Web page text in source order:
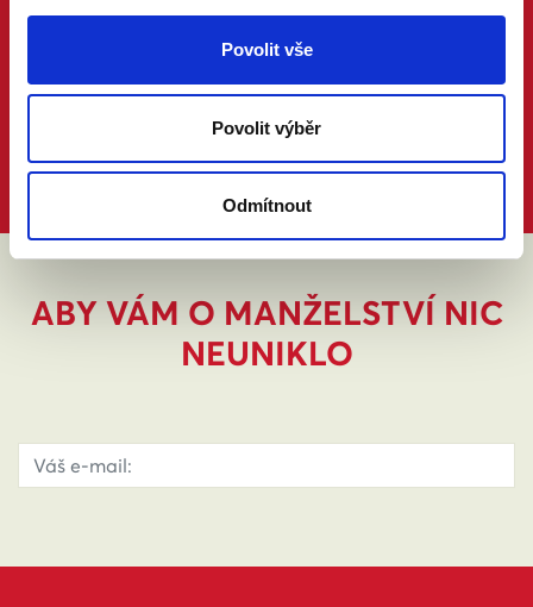
Povolit vše
Povolit výběr
Odmítnout
ABY VÁM O MANŽELSTVÍ NIC
NEUNIKLO